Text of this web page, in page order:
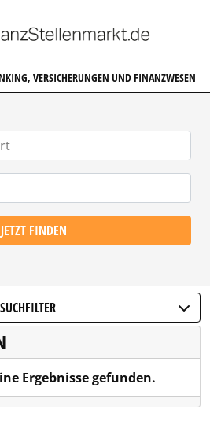
VERSICHERUNGEN UND FINANZWESEN
JETZT FINDEN
SUCHFILTER
Ergebnisse gefunden.